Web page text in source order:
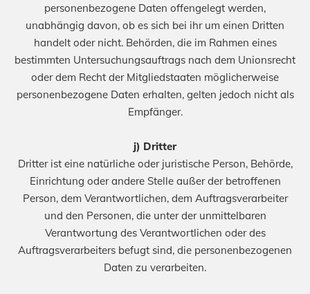
personenbezogene Daten offengelegt werden,
unabhängig davon, ob es sich bei ihr um einen Dritten
handelt oder nicht. Behörden, die im Rahmen eines
bestimmten Untersuchungsauftrags nach dem Unionsrecht
oder dem Recht der Mitgliedstaaten möglicherweise
personenbezogene Daten erhalten, gelten jedoch nicht als
Empfänger.
j) Dritter
Dritter ist eine natürliche oder juristische Person, Behörde,
Einrichtung oder andere Stelle außer der betroffenen
Person, dem Verantwortlichen, dem Auftragsverarbeiter
und den Personen, die unter der unmittelbaren
Verantwortung des Verantwortlichen oder des
Auftragsverarbeiters befugt sind, die personenbezogenen
Daten zu verarbeiten.